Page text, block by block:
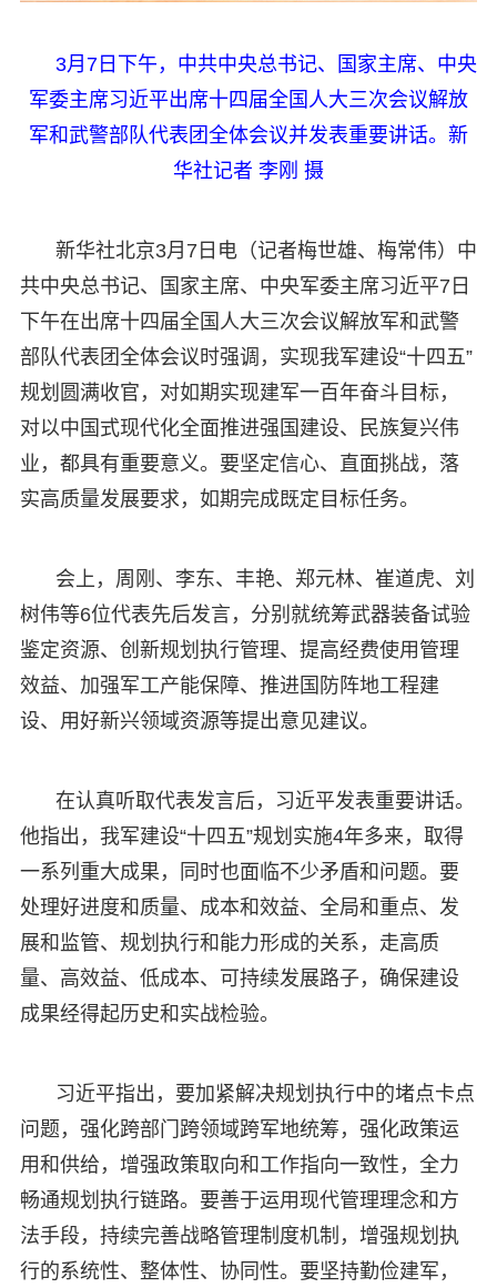
3月7日下午，中共中央总书记、国家主席、中央
军委主席习近平出席十四届全国人大三次会议解放
军和武警部队代表团全体会议并发表重要讲话。新
华社记者 李刚 摄
新华社北京3月7日电（记者梅世雄、梅常伟）中
共中央总书记、国家主席、中央军委主席习近平7日
下午在出席十四届全国人大三次会议解放军和武警
部队代表团全体会议时强调，实现我军建设“十四五”
规划圆满收官，对如期实现建军一百年奋斗目标，
对以中国式现代化全面推进强国建设、民族复兴伟
业，都具有重要意义。要坚定信心、直面挑战，落
实高质量发展要求，如期完成既定目标任务。
会上，周刚、李东、丰艳、郑元林、崔道虎、刘
树伟等6位代表先后发言，分别就统筹武器装备试验
鉴定资源、创新规划执行管理、提高经费使用管理
效益、加强军工产能保障、推进国防阵地工程建
设、用好新兴领域资源等提出意见建议。
在认真听取代表发言后，习近平发表重要讲话。
他指出，我军建设“十四五”规划实施4年多来，取得
一系列重大成果，同时也面临不少矛盾和问题。要
处理好进度和质量、成本和效益、全局和重点、发
展和监管、规划执行和能力形成的关系，走高质
量、高效益、低成本、可持续发展路子，确保建设
成果经得起历史和实战检验。
习近平指出，要加紧解决规划执行中的堵点卡点
问题，强化跨部门跨领域跨军地统筹，强化政策运
用和供给，增强政策取向和工作指向一致性，全力
畅通规划执行链路。要善于运用现代管理理念和方
法手段，持续完善战略管理制度机制，增强规划执
行的系统性、整体性、协同性。要坚持勤俭建军，